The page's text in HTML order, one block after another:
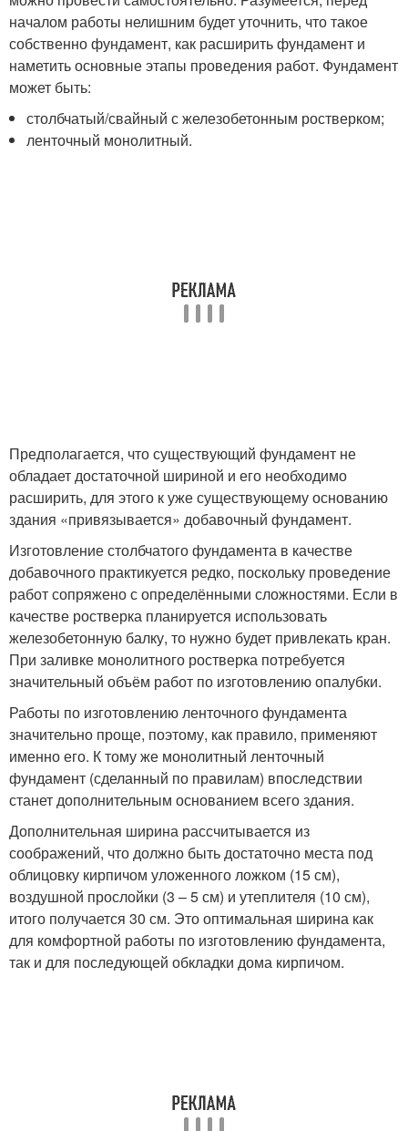
началом работы нелишним будет уточнить, что такое
собственно фундамент, как расширить фундамент и
наметить основные этапы проведения работ. Фундамент
может быть:
столбчатый/свайный с железобетонным ростверком;
ленточный монолитный.
Предполагается, что существующий фундамент не
обладает достаточной шириной и его необходимо
расширить, для этого к уже существующему основанию
здания «привязывается» добавочный фундамент.
Изготовление столбчатого фундамента в качестве
добавочного практикуется редко, поскольку проведение
работ сопряжено с определёнными сложностями. Если в
качестве ростверка планируется использовать
железобетонную балку, то нужно будет привлекать кран.
При заливке монолитного ростверка потребуется
значительный объём работ по изготовлению опалубки.
Работы по изготовлению ленточного фундамента
значительно проще, поэтому, как правило, применяют
именно его. К тому же монолитный ленточный
фундамент (сделанный по правилам) впоследствии
станет дополнительным основанием всего здания.
Дополнительная ширина рассчитывается из
соображений, что должно быть достаточно места под
облицовку кирпичом уложенного ложком (15 см),
воздушной прослойки (3 – 5 см) и утеплителя (10 см),
итого получается 30 см. Это оптимальная ширина как
для комфортной работы по изготовлению фундамента,
так и для последующей обкладки дома кирпичом.